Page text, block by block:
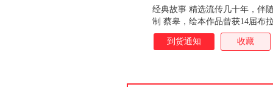
经典故事 精选流传几十年，伴
制 蔡皋，绘本作品曾获14届布
奖。第34届波隆那国际儿童图
联合国亚洲文化中心 野间 佳
有先进的幼儿教育出版理念和
到货通知 收藏